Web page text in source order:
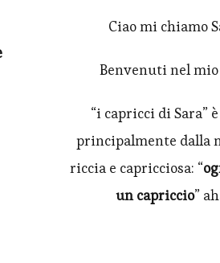
Ciao mi chiamo
Benvenuti nel mio
“i capricci di Sara”
principalmente dalla
riccia e capricciosa: “
un capriccio”